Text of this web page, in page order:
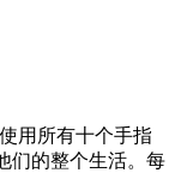
用所有十个手指
们的整个生活。每